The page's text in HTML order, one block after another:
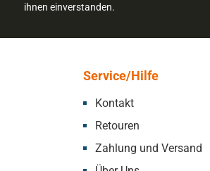
ihnen einverstanden.
Service/Hilfe
Kontakt
Retouren
Zahlung und Versand